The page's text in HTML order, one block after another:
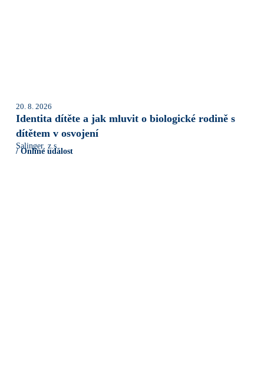
20. 8. 2026
Identita dítěte a jak mluvit o biologické rodině s
dítětem v osvojení
Salinger, z.s.
/ Online událost